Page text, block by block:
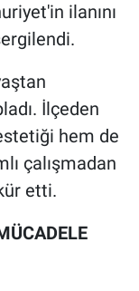
ilanını
İlçeden
hem de
çalışmadan
etti.